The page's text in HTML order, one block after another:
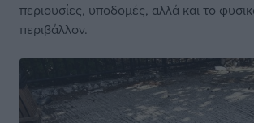
περιουσίες, υποδομές, αλλά και το
περιβάλλον.